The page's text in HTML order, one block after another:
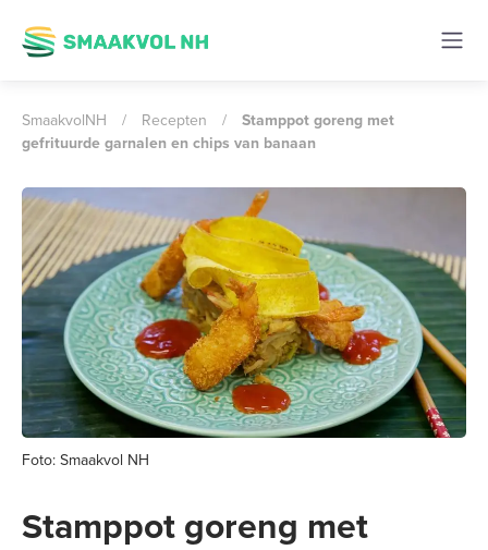
SmaakvolNH / Recepten /
Stamppot goreng met
gefrituurde garnalen en chips van banaan
Foto: Smaakvol NH
Stamppot goreng met